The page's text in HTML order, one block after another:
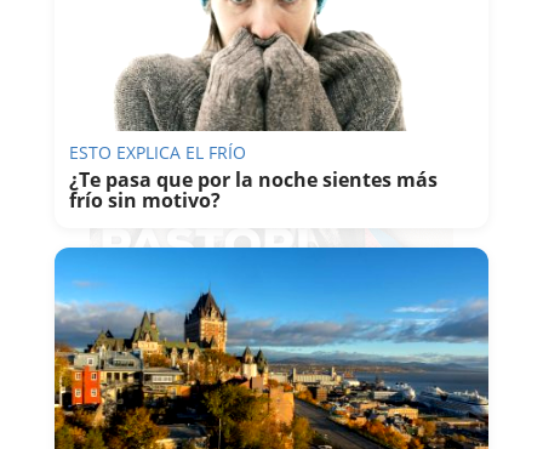
ESTO EXPLICA EL FRÍO
¿Te pasa que por la noche sientes más
frío sin motivo?